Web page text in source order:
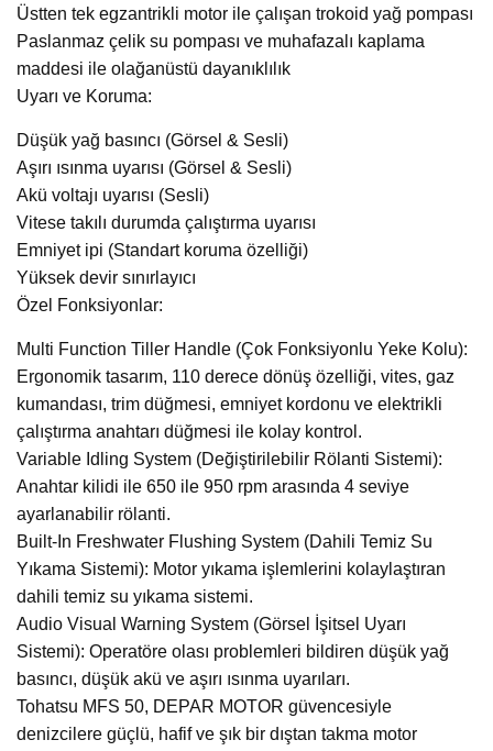
Üstten tek egzantrikli motor ile çalışan trokoid yağ pompası
Paslanmaz çelik su pompası ve muhafazalı kaplama
maddesi ile olağanüstü dayanıklılık
Uyarı ve Koruma:
Düşük yağ basıncı (Görsel & Sesli)
Aşırı ısınma uyarısı (Görsel & Sesli)
Akü voltajı uyarısı (Sesli)
Vitese takılı durumda çalıştırma uyarısı
Emniyet ipi (Standart koruma özelliği)
Yüksek devir sınırlayıcı
Özel Fonksiyonlar:
Multi Function Tiller Handle (Çok Fonksiyonlu Yeke Kolu):
Ergonomik tasarım, 110 derece dönüş özelliği, vites, gaz
kumandası, trim düğmesi, emniyet kordonu ve elektrikli
çalıştırma anahtarı düğmesi ile kolay kontrol.
Variable Idling System (Değiştirilebilir Rölanti Sistemi):
Anahtar kilidi ile 650 ile 950 rpm arasında 4 seviye
ayarlanabilir rölanti.
Built-In Freshwater Flushing System (Dahili Temiz Su
Yıkama Sistemi): Motor yıkama işlemlerini kolaylaştıran
dahili temiz su yıkama sistemi.
Audio Visual Warning System (Görsel İşitsel Uyarı
Sistemi): Operatöre olası problemleri bildiren düşük yağ
basıncı, düşük akü ve aşırı ısınma uyarıları.
Tohatsu MFS 50, DEPAR MOTOR güvencesiyle
denizcilere güçlü, hafif ve şık bir dıştan takma motor